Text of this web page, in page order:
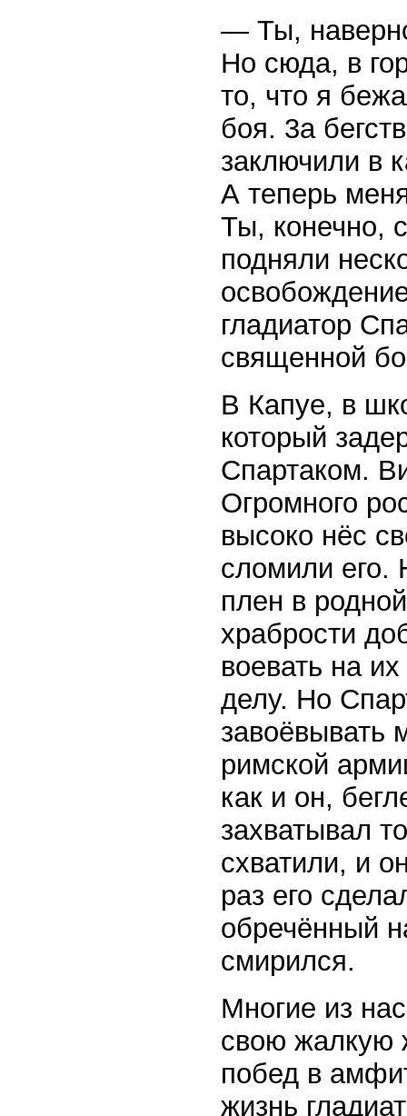
— Ты,
Но сюда, в
то, что я
боя. 3а
заключили в
А теперь
Ты, конечно,
подняли
гладиатор
священной
В Капуе, в
который
Спартаком.
Огромного
высоко нёс
сломили
плен в
храбрости
воевать на
делу. Но
завоёвывать
римской
как и он,
захватывал
схватили, и
раз его
обречённый
смирился.
Многие из
свою жалкую
побед в
жизнь